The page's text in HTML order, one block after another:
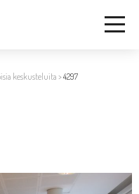
keskusteluita >4297